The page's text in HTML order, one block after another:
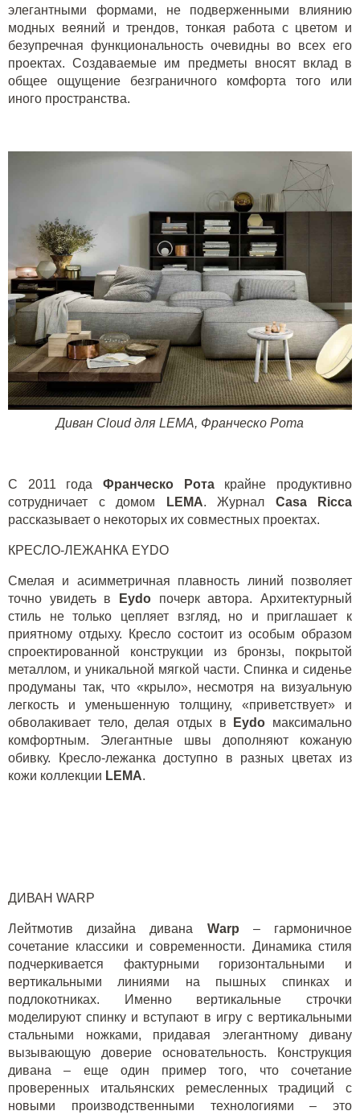
элегантными формами, не подверженными влиянию
модных веяний и трендов, тонкая работа с цветом и
безупречная функциональность очевидны во всех его
проектах. Создаваемые им предметы вносят вклад в
общее ощущение безграничного комфорта того или
иного пространства.
Диван Cloudдля LEMA, Франческо Рота
С 2011 года Франческо Ротакрайне продуктивно
сотрудничает с домом
LEMA. Журнал Casa
Ricca
рассказывает о некоторых их совместных проектах.
КРЕСЛО-ЛЕЖАНКА EYDO
Смелая и асимметричная плавность линий позволяет
точно увидеть в
Eydo
почерк автора. Архитектурный
стиль не только цепляет взгляд, но и приглашает к
приятному отдыху. Кресло состоит из особым образом
спроектированной конструкции из бронзы, покрытой
металлом, и уникальной мягкой части. Спинка и сиденье
продуманы так, что «крыло», несмотря на визуальную
легкость и уменьшенную толщину, «приветствует» и
обволакивает тело, делая отдых в
Eydo максимально
комфортным. Элегантные швы дополняют кожаную
обивку. Кресло-лежанка доступно в разных цветах из
кожи коллекции LEMA.
ДИВАН WARP
Лейтмотив дизайна дивана Warp – гармоничное
сочетание классики и современности. Динамика стиля
подчеркивается фактурными горизонтальными и
вертикальными линиями на пышных спинках и
подлокотниках. Именно вертикальные строчки
моделируют спинку и вступают в игру с вертикальными
стальными ножками, придавая элегантному дивану
вызывающую доверие основательность. Конструкция
дивана – еще один пример того, что сочетание
проверенных итальянских ремесленных традиций с
новыми производственными технологиями – это